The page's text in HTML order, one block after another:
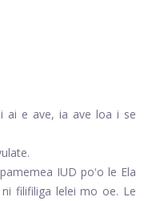
ai e ave, ia ave loa i se
IUD poʻo le Ela
filifiliga lelei mo oe. Le